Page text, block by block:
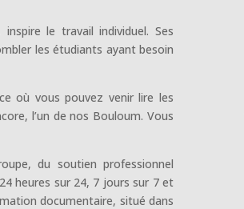
le travail individuel. Ses
les étudiants ayant besoin
où vous pouvez venir lire les
l’un de nos Bouloum. Vous
du soutien professionnel
heures sur 24, 7 jours sur 7 et
documentaire, situé dans